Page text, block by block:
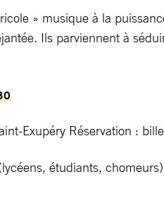
» musique à la
Ils parviennent à
Exupéry Réservation :
étudiants,